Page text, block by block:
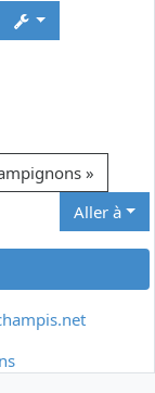
»
Aller à